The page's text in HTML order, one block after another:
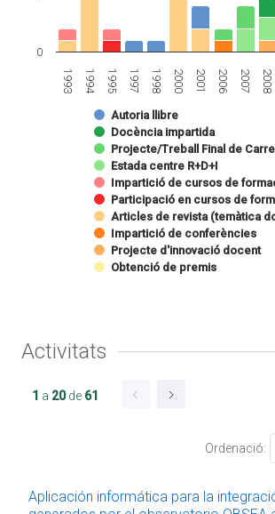
Autoria llibre
Docència impartida
Projecte/Treball Final de
Estada centre R+D+I
Impartició de cursos de
Participació en cursos de
Articles de revista (temàtica
Impartició de conferències
Projecte d'innovació docent
Obtenció de premis
1993 1994 1995 1997 1998 2000 2001 2006 2007 2008
0
Activitats
1 a 20de 61
Ordenació:
Aplicación informática para la